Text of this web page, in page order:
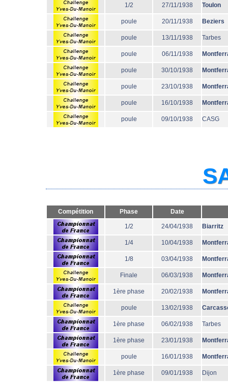
1/2 27/11/1938 Toulon
poule 20/11/1938 Beziers
poule 13/11/1938 Tarbes
poule 06/11/1938
poule 30/10/1938
poule 23/10/1938
poule 16/10/1938
poule 09/10/1938 CASG
Compétition Phase Date
1/2 24/04/1938 Biarritz
1/4 10/04/1938
1/8 03/04/1938
Finale 06/03/1938
1ère phase 20/02/1938
poule 13/02/1938
1ère phase 06/02/1938 Tarbes
1ère phase 23/01/1938
poule 16/01/1938
1ère phase 09/01/1938 Dijon